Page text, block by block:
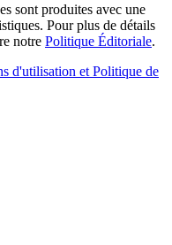
sont produites avec une
Pour plus de détails
notre Politique Éditoriale.
d'utilisation et Politique de